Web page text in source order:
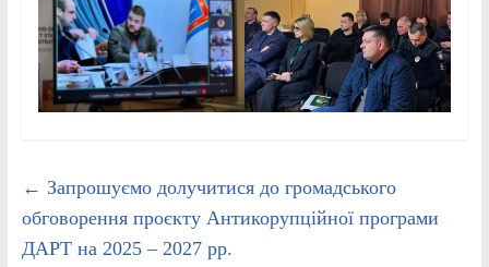
← Запрошуємо долучитися до громадського
обговорення проєкту Антикорупційної програми
ДАРТ на 2025 – 2027 рр.